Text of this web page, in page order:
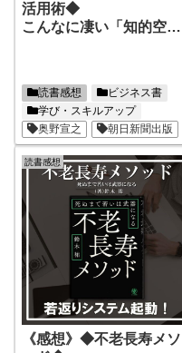
活用術◆
こんなに凄い「知的空
変わる！今すぐ行きたく
なる！
読書感想
ビジネス書
学び・スキルアップ
奥野宣之
朝日新聞出版
読書感想
《感想》◆不老長寿メソ